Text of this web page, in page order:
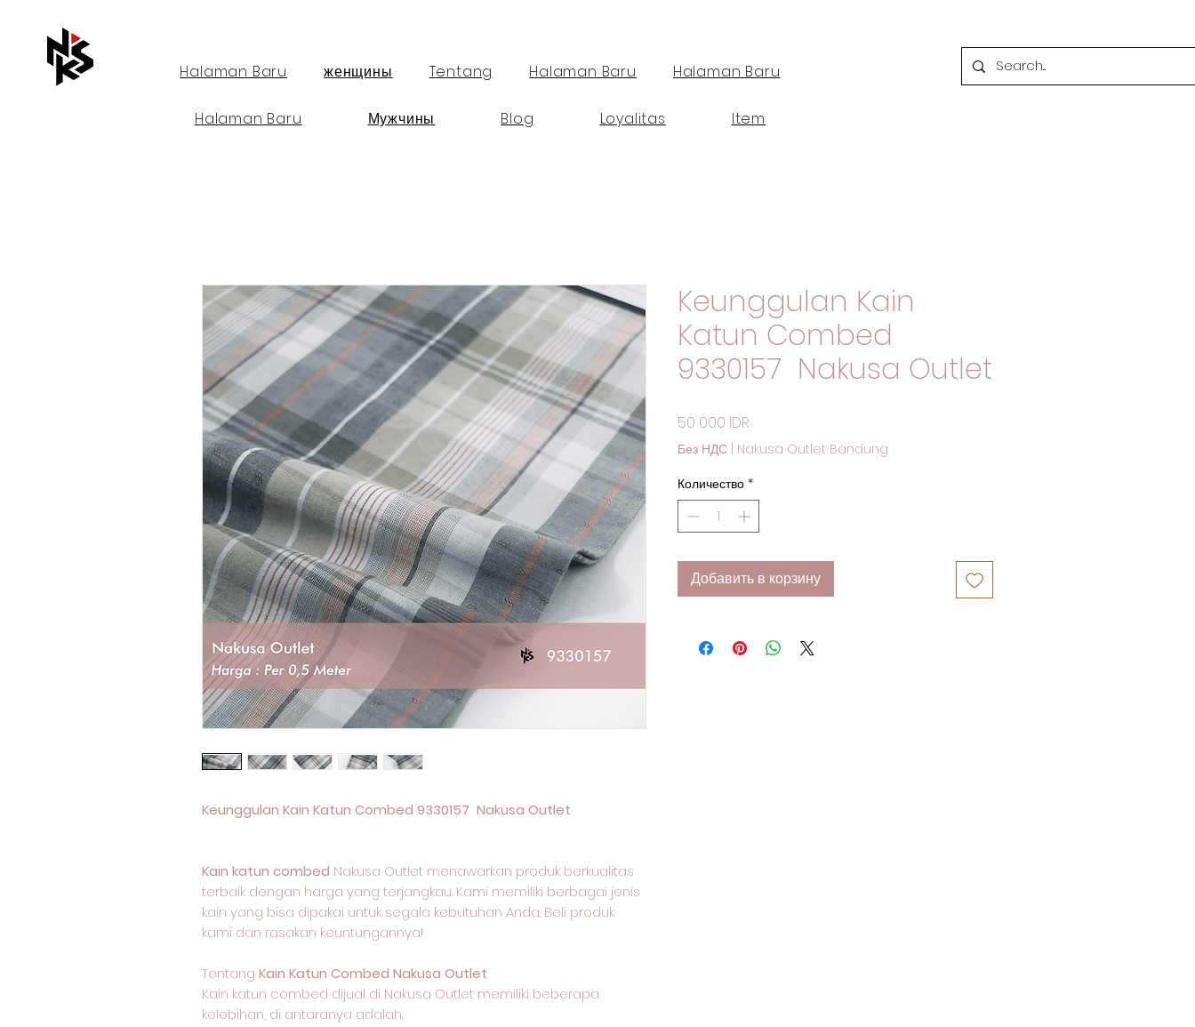
Halaman Baru женщины Tentang Halaman Baru Halaman Baru
Halaman Baru Мужчины Blog Loyalitas Item
Keunggulan Kain Katun Combed 9330157 Nakusa Outlet
Kain katun combed Nakusa Outlet menawarkan produk berkualitas
terbaik dengan harga yang terjangkau. Kami memiliki berbagai jenis
kain yang bisa dipakai untuk segala kebutuhan Anda. Beli produk
kami dan rasakan keuntungannya!
Tentang Kain Katun Combed Nakusa Outlet
Kain katun combed dijual di Nakusa Outlet memiliki beberapa
kelebihan, di antaranya adalah:
Keunggulan Kain
Katun Combed
9330157 Nakusa Outlet
50 000 IDR
Без НДС Nakusa Outlet Bandung
Количество *
Добавить в корзину